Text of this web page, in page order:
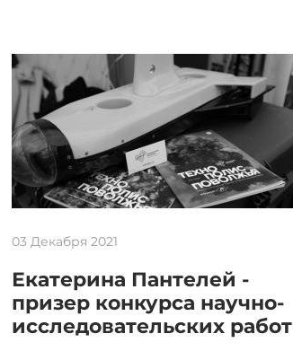
03 Декабря 2021
Екатерина Пантелей -
призер конкурса научно-
исследовательских работ